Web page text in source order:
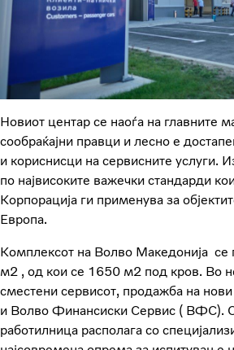
Новиот центар се наоѓа на главните
сообраќајни правци и лесно е
и кориснисци на сервисните услуги.
по највисоките важечки стандарди
Корпорација ги применува за
Европа.
Комплексот на Волво Македонија се
м2 , од кои се 1650 м2 под кров. Во
сместени сервисот, продажба на
и Волво Финансиски Сервис ( ВФС).
работилница располага со